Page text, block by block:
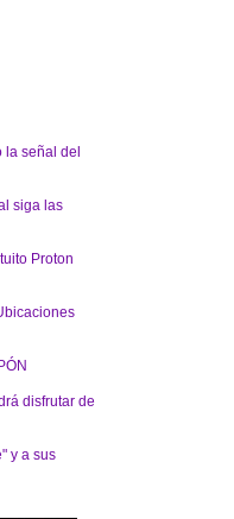
señal del
siga las
Proton
disfrutar de
y a sus